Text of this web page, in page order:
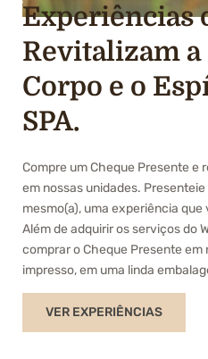
Experiências
Revitalizam a
Corpo e o
SPA.
Compre um Cheque Presente e
em nossas unidades.
mesmo(a), uma experiência que
Além de adquirir os serviços do
comprar o Cheque Presente
impresso, em uma linda
VER EXPERIÊNCIAS